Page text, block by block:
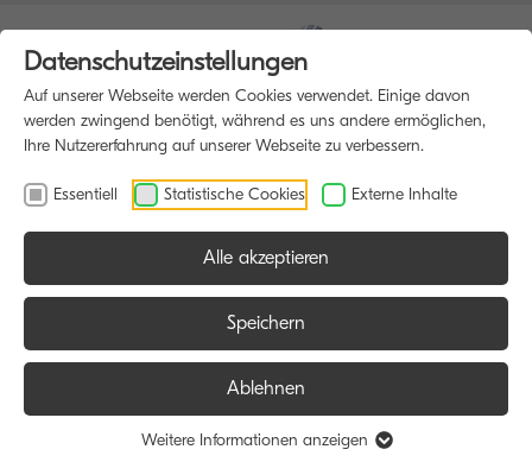
Funktion:
Datenschutzeinstellungen
Auf unserer Webseite werden Cookies verwendet. Einige davon
werden zwingend benötigt, während es uns andere ermöglichen,
Ihre Nutzererfahrung auf unserer Webseite zu verbessern.
Essentiell Statistische Cookies Externe Inhalte
Alle akzeptieren
Speichern
Ablehnen
Weitere Informationen anzeigen